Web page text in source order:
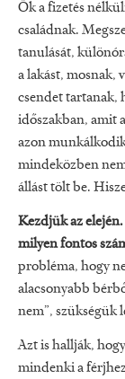
Ők a fizetés
családnak.
tanulását,
a lakást, mosnak,
csendet tartanak,
időszakban, amit
azon
mindeközben
állást tölt be.
Kezdjük az
milyen fontos
probléma, hogy
alacsonyabb
nem”, szükségük
Azt is hallják,
mindenki a